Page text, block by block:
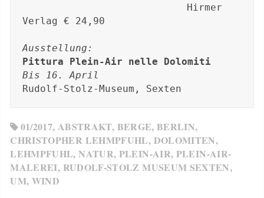
Hirmer
Verlag € 24,90
Ausstellung:
Pittura Plein-Air nelle Dolomiti
Bis 16. April
01/2017, ABSTRAKT, BERGE,BERLIN,
CHRISTOPHER LEHMPFUHL, DOLOMITEN,
LEHMPFUHL,NATUR, PLEIN-AIR, PLEIN-AIR-
MALEREI, RUDOLF-STOLZ MUSEUM SEXTEN,
UM, WIND